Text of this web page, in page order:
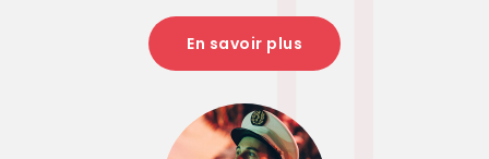
En savoir plus